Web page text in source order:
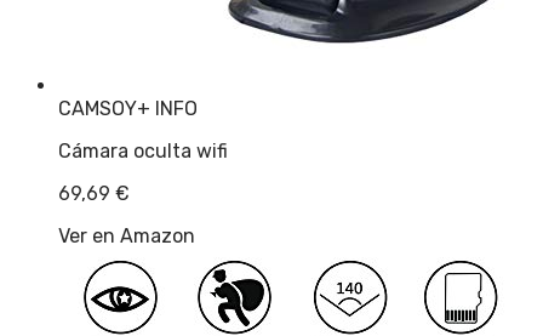
CAMSOY+ INFO
Cámara oculta wifi
69,69 €
Ver en Amazon